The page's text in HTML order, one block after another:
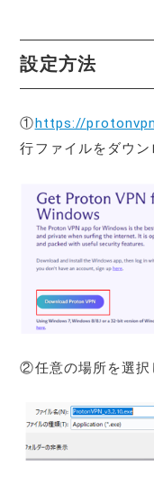
設定方法
①https://
行ファイルをダウン
②任意の場所を選択